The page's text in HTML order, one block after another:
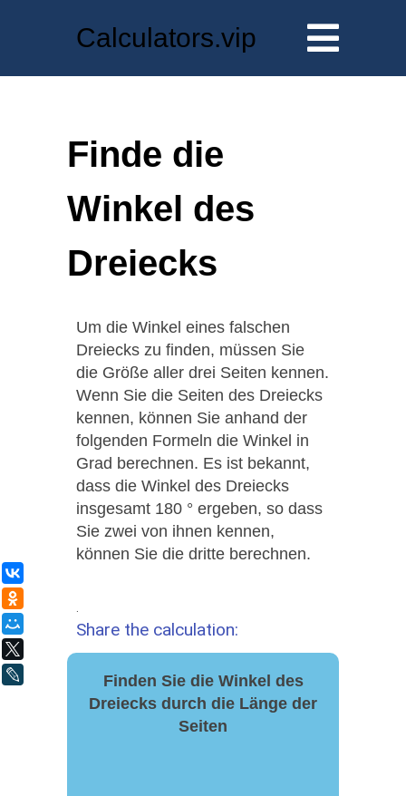
Calculators.vip
Finde die
Winkel des
Dreiecks
Um die Winkel eines falschen
Dreiecks zu finden, müssen Sie
die Größe aller drei Seiten kennen.
Wenn Sie die Seiten des Dreiecks
kennen, können Sie anhand der
folgenden Formeln die Winkel in
Grad berechnen. Es ist bekannt,
dass die Winkel des Dreiecks
insgesamt 180 ° ergeben, so dass
Sie zwei von ihnen kennen,
können Sie die dritte berechnen.
Share the calculation:
Finden Sie die Winkel des
Dreiecks durch die Länge der
Seiten
Мой Мир